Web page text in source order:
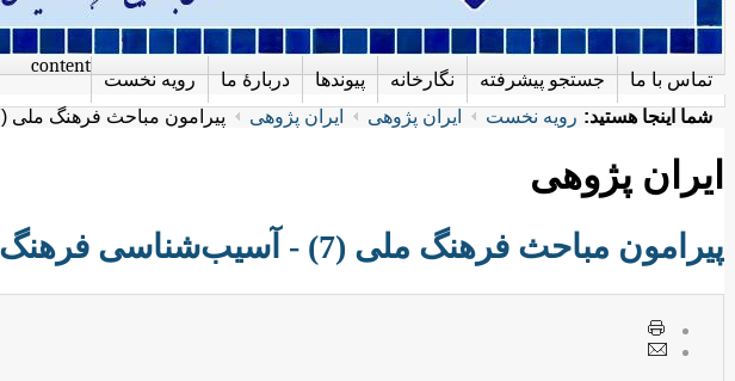
رویه نخست دربارهٔ ما پیوندها نگارخانه جستجو پیشرفته تماس با ما
content
شما اینجا هستید: رویه نخست ایران پژوهی ایران پژوهی پیرامون مباحث فرهنگ ملی (7) - آسیب‌شناسی فرهنگ ملی
ایران پژوهی
پیرامون مباحث فرهنگ ملی (7) - آسیب‌شناسی فرهنگ ملی